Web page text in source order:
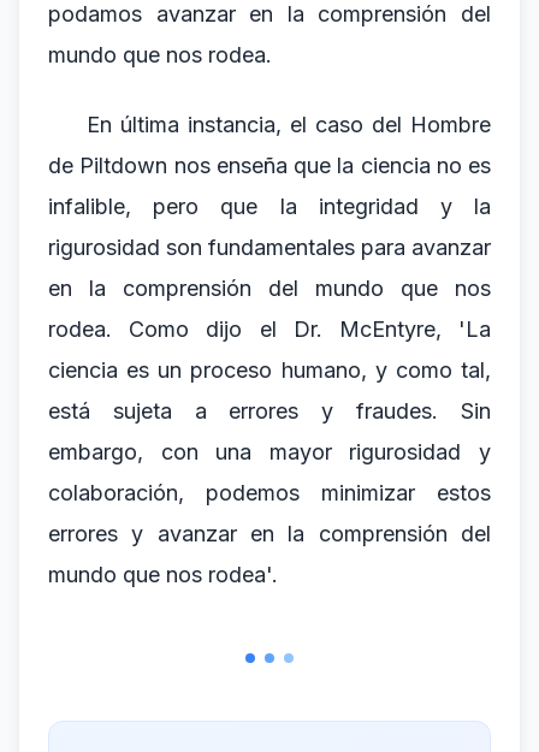
podamos avanzar en la comprensión del
mundo que nos rodea.
En última instancia, el caso del Hombre
de Piltdown nos enseña que la ciencia no es
infalible, pero que la integridad y la
rigurosidad son fundamentales para avanzar
en la comprensión del mundo que nos
rodea. Como dijo el Dr. McEntyre, 'La
ciencia es un proceso humano, y como tal,
está sujeta a errores y fraudes. Sin
embargo, con una mayor rigurosidad y
colaboración, podemos minimizar estos
errores y avanzar en la comprensión del
mundo que nos rodea'.